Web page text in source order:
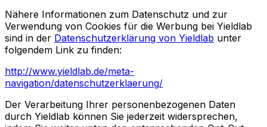
Nähere Informationen zum Datenschutz und zur
Verwendung von Cookies für die Werbung bei Yieldlab
sind in der Datenschutzerklärung von Yieldlab unter
folgendem Link zu finden:
http://www.yieldlab.de/meta-
navigation/datenschutzerklaerung/
Der Verarbeitung Ihrer personenbezogenen Daten
durch Yieldlab können Sie jederzeit widersprechen,